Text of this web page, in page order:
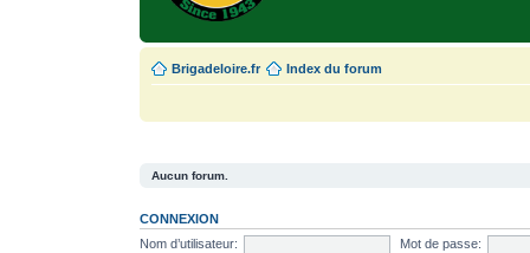
Brigadeloire.fr Index du forum
Aucun forum.
CONNEXION
Nom d’utilisateur:
Mot de passe: